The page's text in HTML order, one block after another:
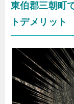
東伯郡三朝町
トデメリット